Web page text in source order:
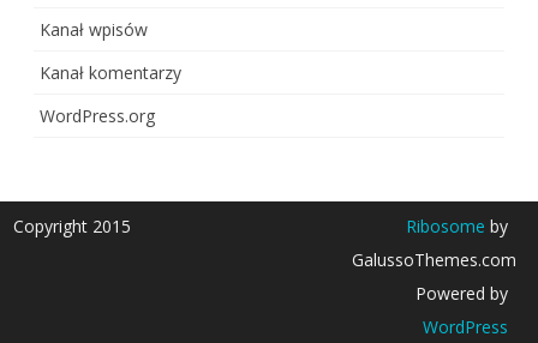
Kanał wpisów
Kanał komentarzy
WordPress.org
Copyright 2015 Ribosome by
GalussoThemes.com
Powered by
WordPress